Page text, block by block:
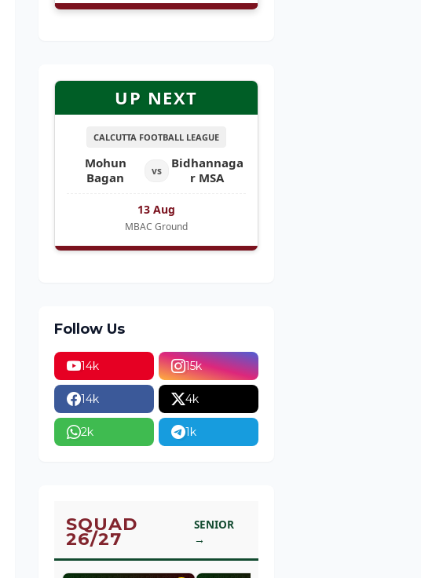
UP NEXT
CALCUTTA FOOTBALL LEAGUE
Mohun
Bagan
vs
Bidhannaga
r MSA
13 Aug
MBAC Ground
Follow Us
14k 15k
14k 4k
2k 1k
SQUAD
26/27
SENIOR
→